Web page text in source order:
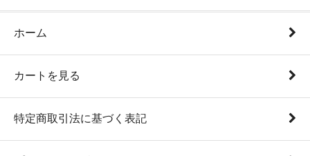
ホーム
カートを見る
特定商取引法に基づく表記